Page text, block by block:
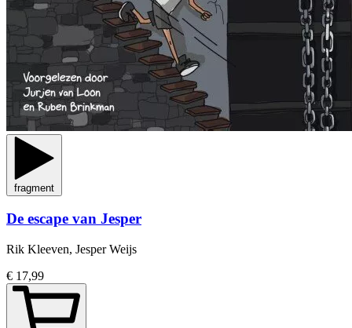
fragment
De escape van Jesper
Rik Kleeven, Jesper Weijs
€ 17,99